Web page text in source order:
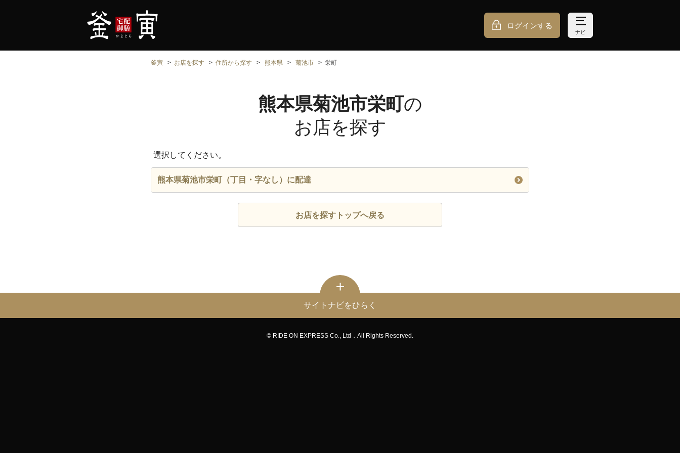
ログインする
ナビ
釜寅 お店を探す 住所から探す 熊本県 菊池市 栄町
熊本県菊池市栄町の
お店を探す
選択してください。
熊本県菊池市栄町（丁目・字なし）に配達
お店を探すトップへ戻る
サイトナビをひらく
© RIDE ON EXPRESS Co., Ltd．All Rights Reserved.